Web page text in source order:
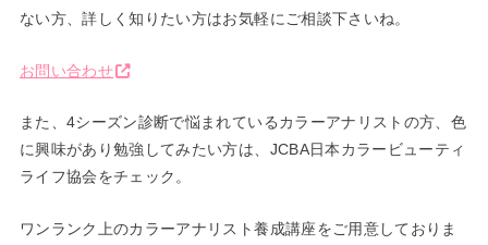
ない方、詳しく知りたい方はお気軽にご相談下さいね。
お問い合わせ
また、4シーズン診断で悩まれているカラーアナリストの方、色
に興味があり勉強してみたい方は、JCBA日本カラービューティ
ライフ協会をチェック。
ワンランク上のカラーアナリスト養成講座をご用意しておりま